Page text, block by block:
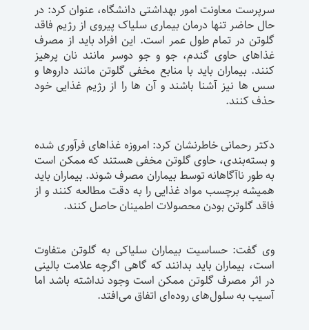
سرپرست معاونت امور بهداشتی دانشگاه، عنوان کرد: در
حال حاضر تنها درمان بیماری سلیاک پیروی از رژیم فاقد
گلوتن در تمام طول عمر است. این افراد باید از مصرف
غذاهای حاوی گندم، جو و جو دوسر مانند نان پرهیز
کنند. بیماران باید با منابع مخفی گلوتن مانند داروها و
سس ها نیز آشنا باشند و آن ها را از رژیم غذایی خود
حذف کنند.
دکتر رحمانی خاطرنشان کرد: امروزه غذاهای فرآوری شده
و بسته‌بندی، حاوی گلوتن مخفی هستند که ممکن است
به طور ناآگاهانه توسط بیماران مصرف شوند. بیماران باید
همیشه برچسب مواد غذایی را به دقت مطالعه کنند و از
فاقد گلوتن بودن محصولات اطمینان حاصل کنند.
وی گفت: حساسیت بیماران سلیاکی به گلوتن متفاوت
است، بیماران باید بدانند که گاهی اگرچه علامت بالینی
در اثر مصرف گلوتن ممکن است وجود نداشته باشد اما
آسیب به سلول‌های روده‌ای اتفاق می‌افتد.